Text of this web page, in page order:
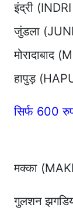
इंद्री
जुंडला
मोरादाबाद
हापुड़
सिर्फ 600
मक्का
गुलशन